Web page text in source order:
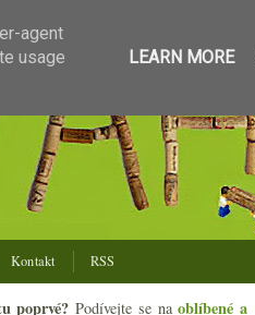
Kontakt RSS
poprvé? Podívejte se naoblíbené a
agent
usage
LEARN MORE